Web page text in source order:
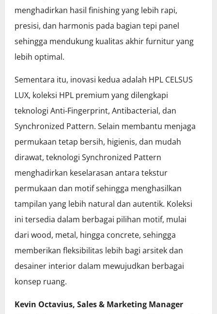
menghadirkan hasil finishing yang lebih rapi,
presisi, dan harmonis pada bagian tepi panel
sehingga mendukung kualitas akhir furnitur yang
lebih optimal.
Sementara itu, inovasi kedua adalah HPL CELSUS
LUX, koleksi HPL premium yang dilengkapi
teknologi Anti-Fingerprint, Antibacterial, dan
Synchronized Pattern. Selain membantu menjaga
permukaan tetap bersih, higienis, dan mudah
dirawat, teknologi Synchronized Pattern
menghadirkan keselarasan antara tekstur
permukaan dan motif sehingga menghasilkan
tampilan yang lebih natural dan autentik. Koleksi
ini tersedia dalam berbagai pilihan motif, mulai
dari wood, metal, hingga concrete, sehingga
memberikan fleksibilitas lebih bagi arsitek dan
desainer interior dalam mewujudkan berbagai
konsep ruang.
Kevin Octavius, Sales & Marketing Manager